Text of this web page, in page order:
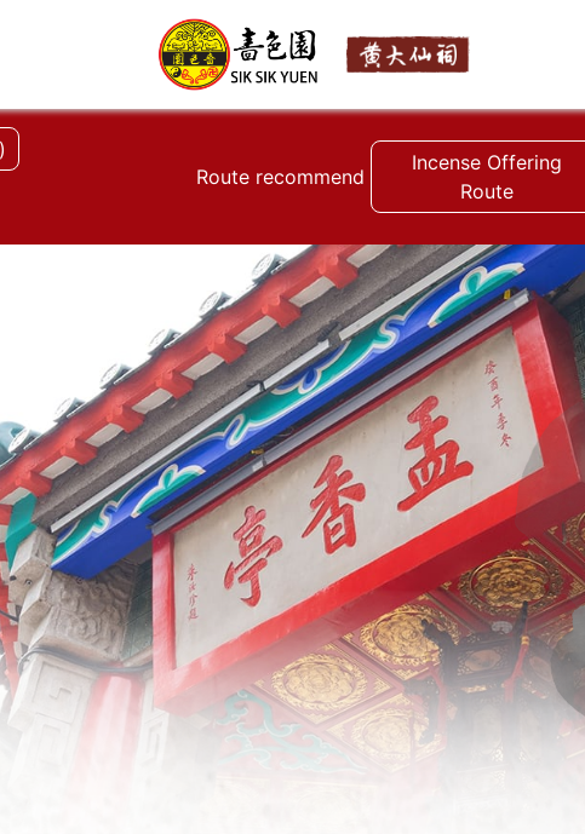
Route recommend
Incense Offering
Route